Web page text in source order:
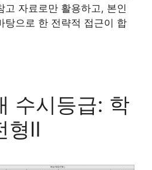
고 자료로만 활용하고, 본인
탕으로 한 전략적 접근이 합
수시등급: 학
형Ⅱ